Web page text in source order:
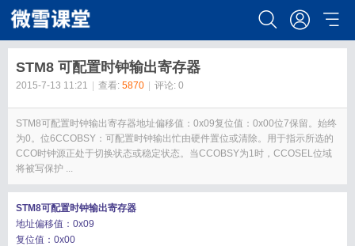
STM8 可配置时钟输出寄存器
2015-7-13 11:21 查看: 5870 评论: 0
STM8可配置时钟输出寄存器地址偏移值：0x09复位值：0x00位7保留。始终
为0。位6CCOBSY：可配置时钟输出忙由硬件置位或清除。用于指示所选的
CCO时钟源正处于切换状态或稳定状态。当CCOBSY为1时，CCOSEL位域
将被写保护 ...
STM8可配置时钟输出寄存器
地址偏移值：0x09
复位值：0x00